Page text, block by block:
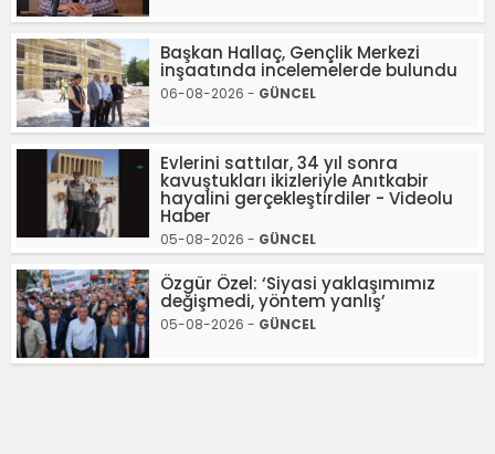
Başkan Hallaç, Gençlik Merkezi
inşaatında incelemelerde bulundu
06-08-2026 - GÜNCEL
Evlerini sattılar, 34 yıl sonra
kavuştukları ikizleriyle Anıtkabir
hayalini gerçekleştirdiler - Videolu
Haber
05-08-2026 - GÜNCEL
Özgür Özel: ‘Siyasi yaklaşımımız
değişmedi, yöntem yanlış’
05-08-2026 - GÜNCEL